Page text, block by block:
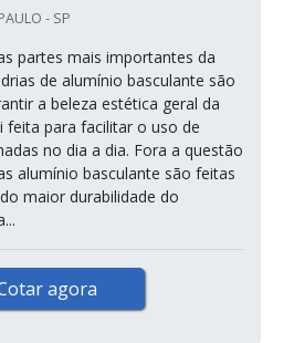
- SP
partes mais importantes da
de alumínio basculante são
a beleza estética geral da
para facilitar o uso de
no dia a dia. Fora a questão
alumínio basculante são feitas
maior durabilidade do
agora